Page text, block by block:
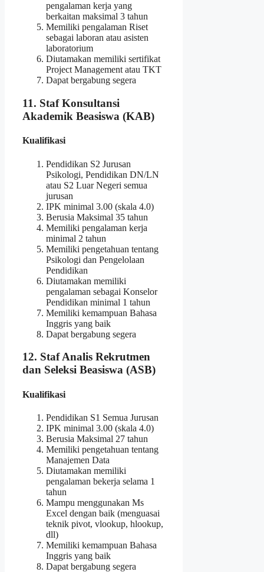
pengalaman kerja yang
berkaitan maksimal 3 tahun
Memiliki pengalaman Riset
sebagai laboran atau asisten
laboratorium
Diutamakan memiliki sertifikat
Project Management atau TKT
Dapat bergabung segera
11. Staf Konsultansi
Akademik Beasiswa (KAB)
Kualifikasi
Pendidikan S2 Jurusan
Psikologi, Pendidikan DN/LN
atau S2 Luar Negeri semua
jurusan
IPK minimal 3.00 (skala 4.0)
Berusia Maksimal 35 tahun
Memiliki pengalaman kerja
minimal 2 tahun
Memiliki pengetahuan tentang
Psikologi dan Pengelolaan
Pendidikan
Diutamakan memiliki
pengalaman sebagai Konselor
Pendidikan minimal 1 tahun
Memiliki kemampuan Bahasa
Inggris yang baik
Dapat bergabung segera
12. Staf Analis Rekrutmen
dan Seleksi Beasiswa (ASB)
Kualifikasi
Pendidikan S1 Semua Jurusan
IPK minimal 3.00 (skala 4.0)
Berusia Maksimal 27 tahun
Memiliki pengetahuan tentang
Manajemen Data
Diutamakan memiliki
pengalaman bekerja selama 1
tahun
Mampu menggunakan Ms
Excel dengan baik (menguasai
teknik pivot, vlookup, hlookup,
dll)
Memiliki kemampuan Bahasa
Inggris yang baik
Dapat bergabung segera